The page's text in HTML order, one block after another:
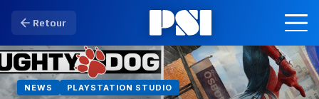
Retour
NEWS PLAYSTATION STUDIO